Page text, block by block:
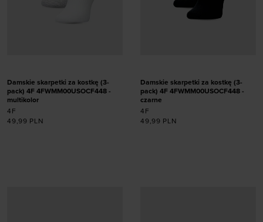
Damskie skarpetki za kostkę (3-
pack) 4F 4FWMM00USOCF448 -
multikolor
4F
49,99 PLN
Damskie skarpetki za kostkę (3-
pack) 4F 4FWMM00USOCF448 -
czarne
4F
49,99 PLN